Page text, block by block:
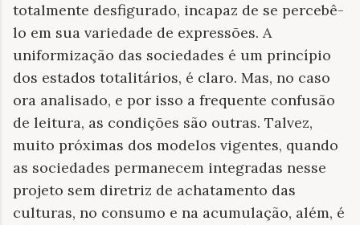
totalmente desfigurado, incapaz de se percebê-
lo em sua variedade de expressões. A
uniformização das sociedades é um princípio
dos estados totalitários, é claro. Mas, no caso
ora analisado, e por isso a frequente confusão
de leitura, as condições são outras. Talvez,
muito próximas dos modelos vigentes, quando
as sociedades permanecem integradas nesse
projeto sem diretriz de achatamento das
culturas, no consumo e na acumulação, além, é